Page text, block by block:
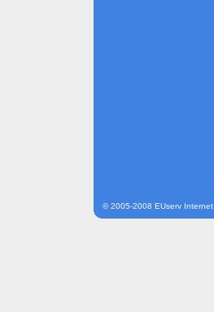
© 2005-2008 EUserv Internet